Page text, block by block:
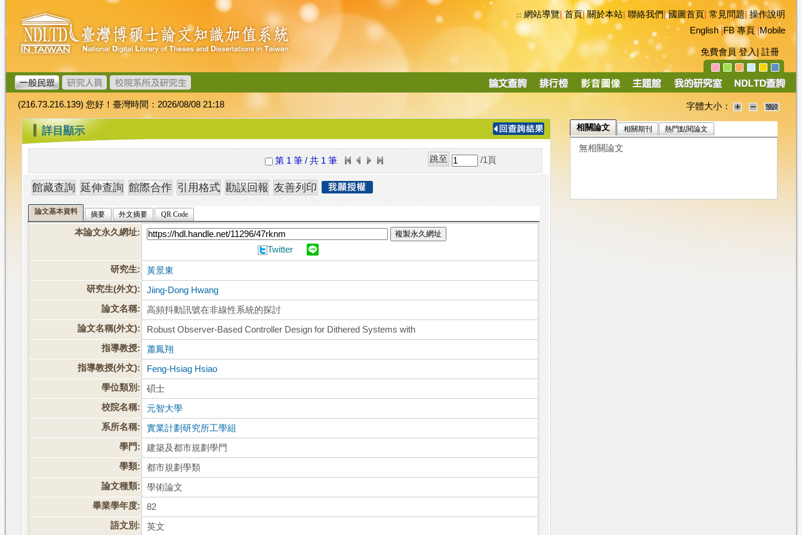
跳
到
主
要
內
容
臺
灣
博
碩
士
論
文
加
值
系
統
::: 網站導覽|首頁|關於本站 聯絡我們|國圖首頁 常見問題|操作說明
English|FB 專頁|Mobile
免費會員 登入 註冊
導
(216.73.216.139) 您好！臺灣時間：2026/08/08 21:18 字體大小：
::: 詳目顯示
第 1 筆 / 共 1 筆 /1 頁
論文基本資料 摘要 外文摘要 QR Code
本論文永久網址: 複製永久網址
Twitter
研究生:
黃景東
研究生(外文):
Jiing-Dong Hwang
論文名稱:
高頻抖動訊號在非線性系統的探討
論文名稱(外文):
Robust Observer-Based Controller Design for Dithered Systems with
指導教授:
蕭鳳翔
指導教授(外文):
Feng-Hsiag Hsiao
學位類別:
碩士
校院名稱:
元智大學
系所名稱:
實業計劃研究所工學組
學門:
建築及都市規劃學門
學類:
都市規劃學類
論文種類:
學術論文
畢業學年度:
82
語文別:
英文
相關論文 相關期刊 熱門點閱論文
無相關論文